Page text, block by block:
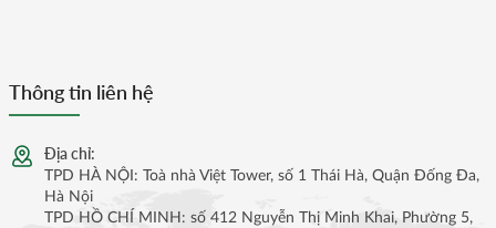
Thông tin liên hệ
Địa chỉ:
TPD HÀ NỘI: Toà nhà Việt Tower, số 1 Thái Hà, Quận Đống Đa,
Hà Nội
TPD HỒ CHÍ MINH: số 412 Nguyễn Thị Minh Khai, Phường 5,